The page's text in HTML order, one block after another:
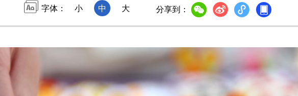
字体： 小 中 大 分享到：